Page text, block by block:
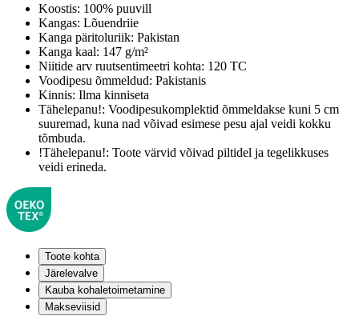
Koostis: 100% puuvill
Kangas: Lõuendriie
Kanga päritoluriik: Pakistan
Kanga kaal: 147 g/m²
Niitide arv ruutsentimeetri kohta: 120 TC
Voodipesu õmmeldud: Pakistanis
Kinnis: Ilma kinniseta
Tähelepanu!: Voodipesukomplektid õmmeldakse kuni 5 cm
suuremad, kuna nad võivad esimese pesu ajal veidi kokku
tõmbuda.
!Tähelepanu!: Toote värvid võivad piltidel ja tegelikkuses
veidi erineda.
Toote kohta
Järelevalve
Kauba kohaletoimetamine
Makseviisid